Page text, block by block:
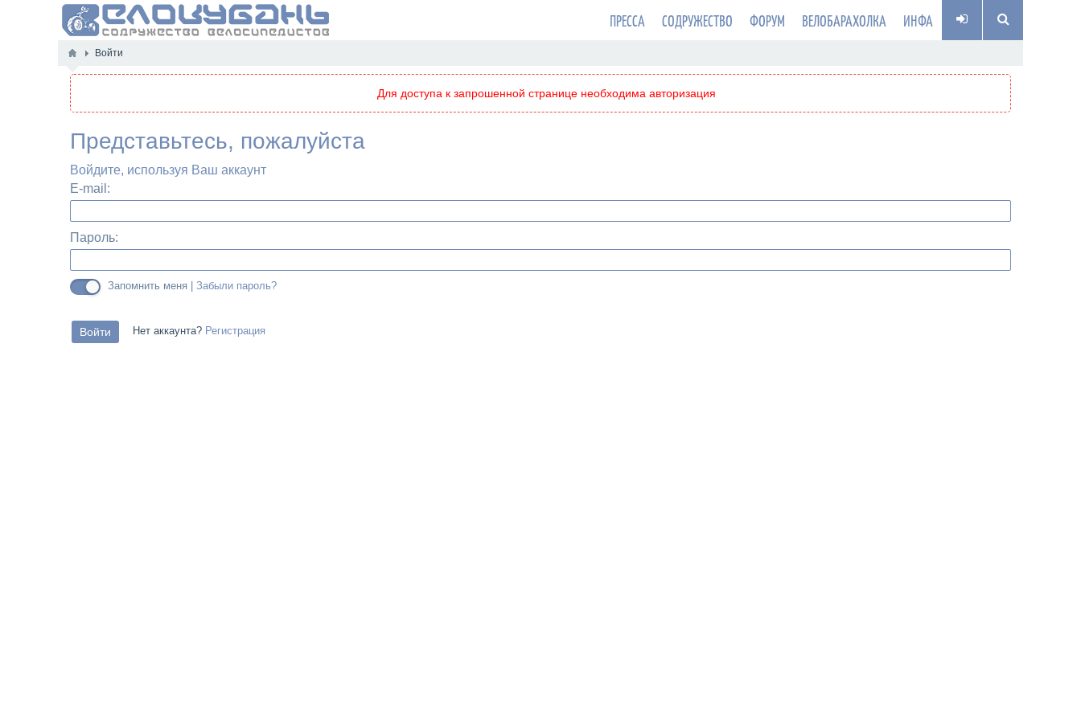
ПРЕССА СОДРУЖЕСТВО ФОРУМ ВЕЛОБАРАХОЛКА ИНФА
Войти
Для доступа к запрошенной странице необходима авторизация
Представьтесь, пожалуйста
Войдите, используя Ваш аккаунт
E-mail:
Пароль:
Запомнить меня | Забыли пароль?
Нет аккаунта? Регистрация